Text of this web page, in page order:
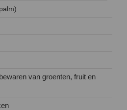
van groenten, fruit en